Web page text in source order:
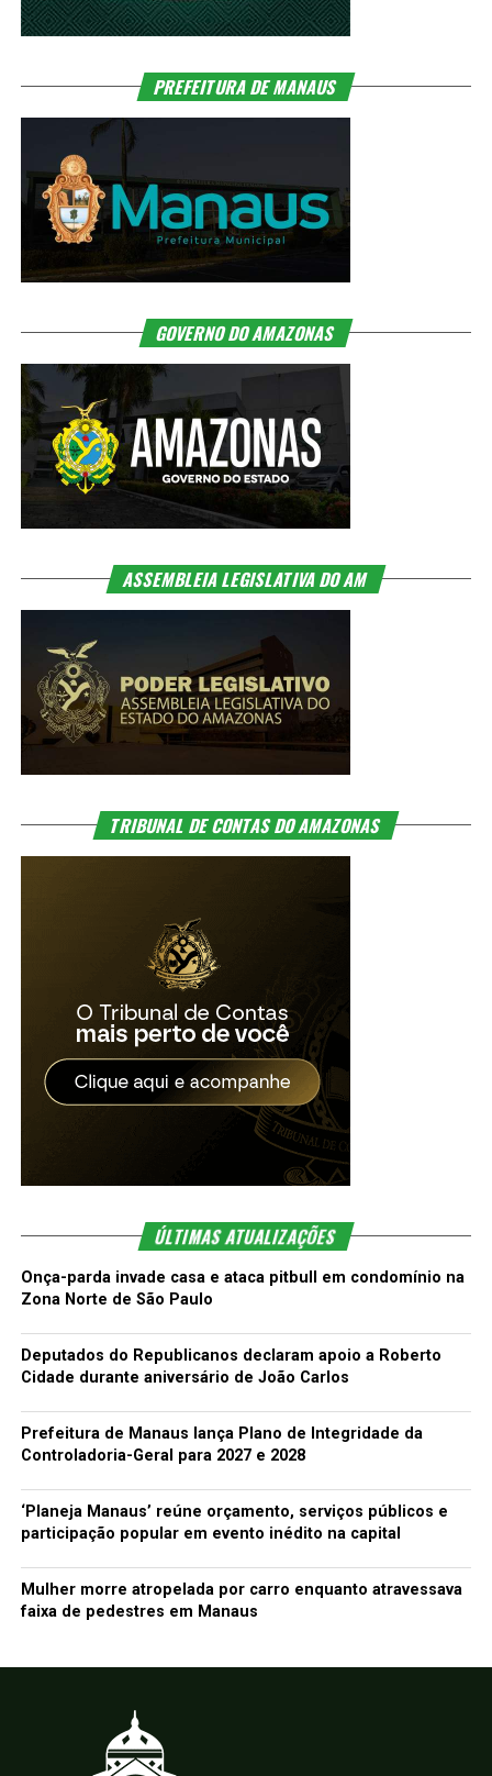
PREFEITURA DE MANAUS
GOVERNO DO AMAZONAS
ASSEMBLEIA LEGISLATIVA DO AM
TRIBUNAL DE CONTAS DO AMAZONAS
ÚLTIMAS ATUALIZAÇÕES
Onça-parda invade casa e ataca pitbull em condomínio na
Zona Norte de São Paulo
Deputados do Republicanos declaram apoio a Roberto
Cidade durante aniversário de João Carlos
Prefeitura de Manaus lança Plano de Integridade da
Controladoria-Geral para 2027 e 2028
‘Planeja Manaus’ reúne orçamento, serviços públicos e
participação popular em evento inédito na capital
Mulher morre atropelada por carro enquanto atravessava
faixa de pedestres em Manaus